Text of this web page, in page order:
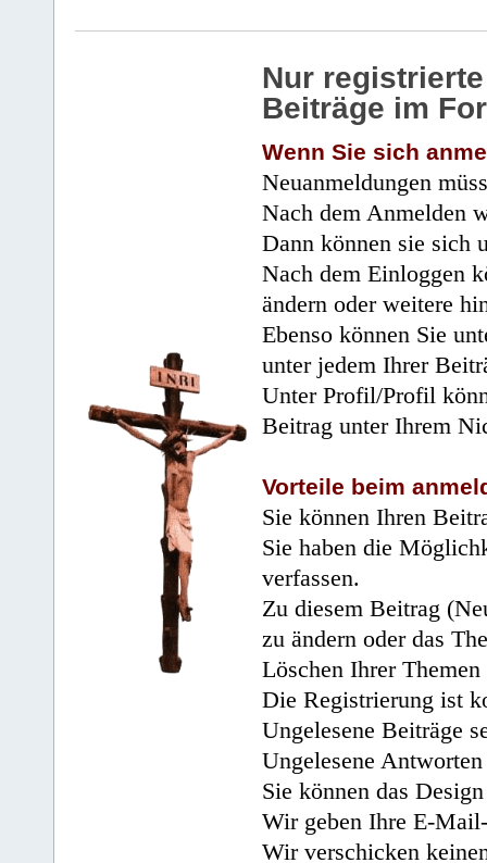
Nur
Beiträge im
Wenn Sie sich
Neuanmeldungen
Nach dem Anmelden
Dann können sie sich
Nach dem Einloggen
ändern oder weitere
Ebenso können Sie
unter jedem Ihrer
Unter Profil/Profil
Beitrag unter Ihrem
Vorteile beim
Sie können Ihren
Sie haben die
verfassen.
Zu diesem Beitrag
zu ändern oder das
Löschen Ihrer
Die Registrierung ist
Ungelesene Beiträge
Ungelesene
Sie können das
Wir geben Ihre E-
Wir verschicken